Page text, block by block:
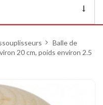
> Balle de
20 cm, poids environ 2.5